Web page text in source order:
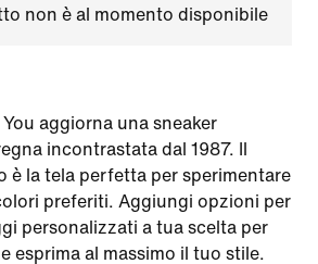
non è al momento disponibile
You aggiorna una sneaker
incontrastata dal 1987. Il
è la tela perfetta per sperimentare
preferiti. Aggiungi opzioni per
personalizzati a tua scelta per
esprima al massimo il tuo stile.